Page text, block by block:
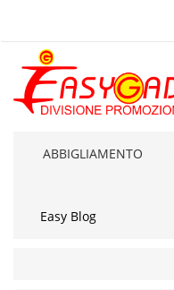
ABBIGLIAMENTO
Easy Blog